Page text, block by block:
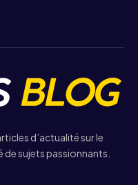
d’actualité sur le
de sujets passionnants.